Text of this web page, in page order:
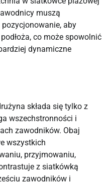
muszą
aby
co może spowolnić
dynamiczne
składa się tylko z
wszechstronności i
zawodników. Obaj
wszystkich
przyjmowaniu,
z siatkówką
zawodników i